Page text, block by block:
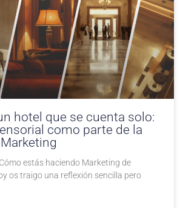
hotel que se cuenta solo:
como parte de la
estás haciendo Marketing de
os traigo una reflexión sencilla pero